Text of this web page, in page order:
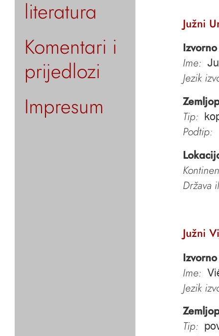
literatura
Komentari i
prijedlozi
Impresum
Južni
Ime:
Jezik
Tip:
Podtip:
Država
Južni
Ime:
Jezik
Tip: